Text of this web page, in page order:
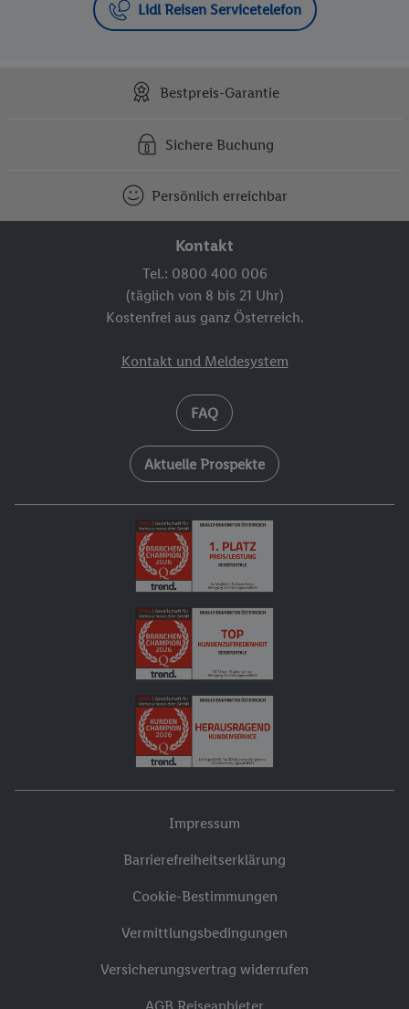
Lidl Reisen Servicetelefon
Bestpreis-Garantie
Sichere Buchung
Persönlich erreichbar
Kontakt
Tel.: 0800 400 006
(täglich von 8 bis 21 Uhr)
Kostenfrei aus ganz Österreich.
Kontakt und Meldesystem
FAQ
Aktuelle Prospekte
Impressum
Barrierefreiheitserklärung
Cookie-Bestimmungen
Vermittlungsbedingungen
Versicherungsvertrag widerrufen